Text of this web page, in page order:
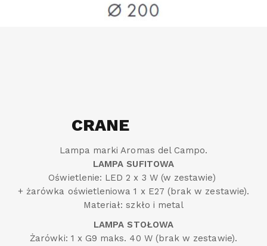
CRANE
Lampa marki Aromas del Campo.
LAMPA SUFITOWA
Oświetlenie: LED 2 x 3 W (w zestawie)
+ żarówka oświetleniowa 1 x E27 (brak w zestawie).
Materiał: szkło i metal
LAMPA STOŁOWA
Żarówki: 1 x G9 maks. 40 W (brak w zestawie).